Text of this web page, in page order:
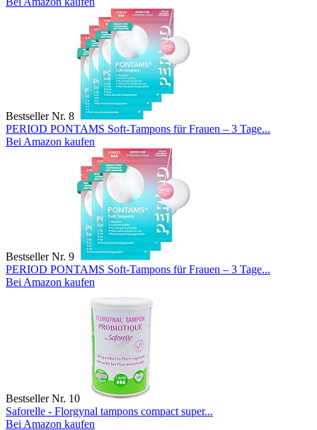
Bestseller Nr. 8
PERIOD PONTAMS Soft-Tampons für Frauen – 3 Tage...
Bei Amazon kaufen
Bestseller Nr. 9
PERIOD PONTAMS Soft-Tampons für Frauen – 3 Tage...
Bei Amazon kaufen
Bestseller Nr. 10
Saforelle - Florgynal tampons compact super...
Bei Amazon kaufen